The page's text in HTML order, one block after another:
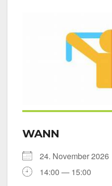
WANN
24. Novem­ber 2026
14:00 — 15:00